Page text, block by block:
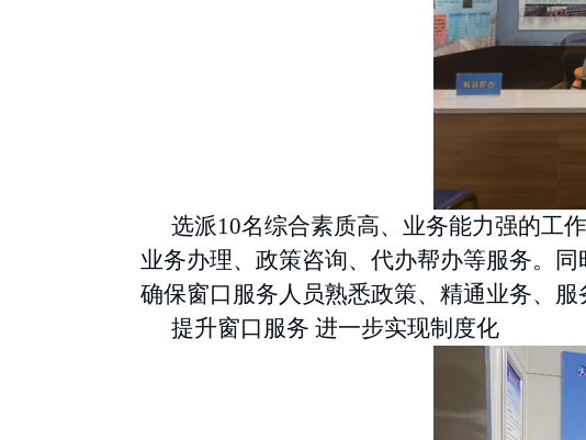
选派10名综合素质高、业务能力强的工
业务办理、政策咨询、代办帮办等服务。
确保窗口服务人员熟悉政策、精通业务、服
提升窗口服务 进一步实现制度化